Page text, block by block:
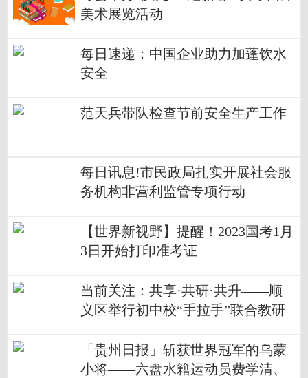
美术展览活动
每日速递：中国企业助力加蓬饮水
安全
范天兵带队检查节前安全生产工作
每日讯息!市民政局扎实开展社会服
务机构非营利监管专项行动
【世界新视野】提醒！2023国考1月
3日开始打印准考证
当前关注：共享·共研·共升——顺
义区举行初中校“手拉手”联合教研
「贵州日报」斩获世界冠军的乌蒙
小将——六盘水籍运动员费学清、